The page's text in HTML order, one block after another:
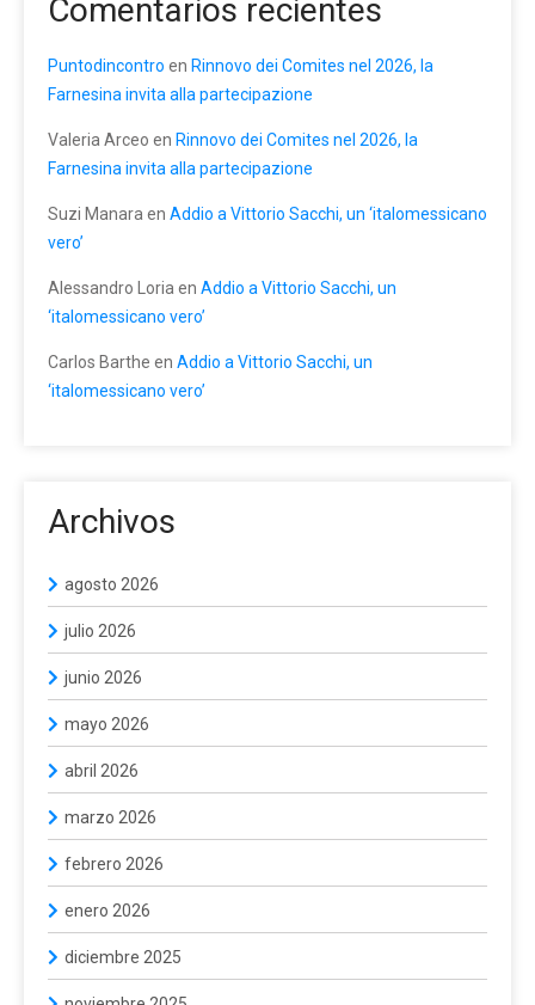
Comentarios recientes
Puntodincontro en Rinnovo dei Comites nel 2026, la
Farnesina invita alla partecipazione
Valeria Arceo en Rinnovo dei Comites nel 2026, la
Farnesina invita alla partecipazione
Suzi Manara en Addio a Vittorio Sacchi, un ‘italomessicano
vero’
Alessandro Loria en Addio a Vittorio Sacchi, un
‘italomessicano vero’
Carlos Barthe en Addio a Vittorio Sacchi, un
‘italomessicano vero’
Archivos
agosto 2026
julio 2026
junio 2026
mayo 2026
abril 2026
marzo 2026
febrero 2026
enero 2026
diciembre 2025